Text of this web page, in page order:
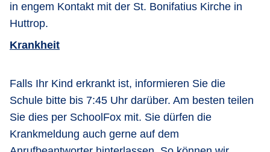
in engem Kontakt mit der St. Bonifatius Kirche in
Huttrop.
Krankheit
Falls Ihr Kind erkrankt ist, informieren Sie die
Schule bitte bis 7:45 Uhr darüber. Am besten teilen
Sie dies per SchoolFox mit. Sie dürfen die
Krankmeldung auch gerne auf dem